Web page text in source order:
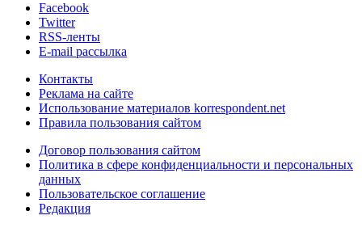
Facebook
Twitter
RSS-ленты
E-mail рассылка
Контакты
Реклама на сайте
Использование материалов korrespondent.net
Правила пользования сайтом
Договор пользования сайтом
Политика в сфере конфиденциальности и персональных
данных
Пользовательское соглашение
Редакция